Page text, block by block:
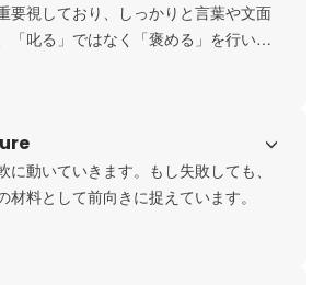
要視しており、しっかりと言葉や文面
「叱る」ではなく「褒める」を行い、
に動いていきます。もし失敗しても、
材料として前向きに捉えています。